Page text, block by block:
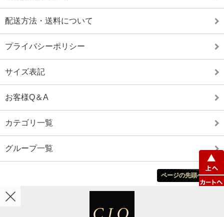
配送方法・送料について
プライバシーポリシー
サイズ表記
お客様Q＆A
カテゴリ一覧
グループ一覧
ページの先頭へ戻る